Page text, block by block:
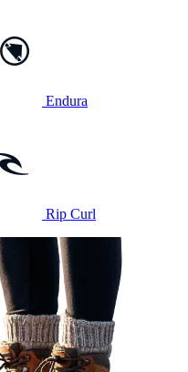
Endura
Rip Curl